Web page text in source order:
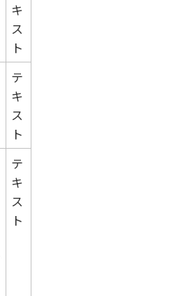
キ
ス
ト
テ
キ
ス
ト
テ
キ
ス
ト